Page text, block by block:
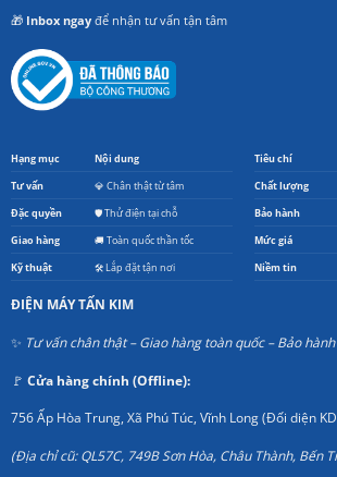
🎁 Inbox ngayđể nhận tư vấn tận tâm
Hạng mục Nội dung
Tư vấn 💎 Chân thật từ tâm
Đặc quyền 🛡️ Thử điện tại chỗ
Giao hàng 🚚 Toàn quốc thần tốc
Kỹ thuật 🛠️ Lắp đặt tận nơi
Tiêu chí
Chất lượng
Bảo hành
Mức giá
Niềm tin
ĐIỆN MÁY TẤN KIM
✨ Tư vấn chân thật – Giao hàng toàn quốc – Bảo
🚩 Cửa hàng chính (Offline):
756 Ấp Hòa Trung, Xã Phú Túc, Vĩnh Long (Đối diện
(Địa chỉ cũ: QL57C, 749B Sơn Hòa, Châu Thành, Bến